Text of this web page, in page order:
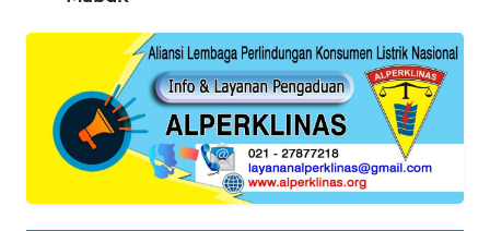
MAWAKA
MARTABAT
NET